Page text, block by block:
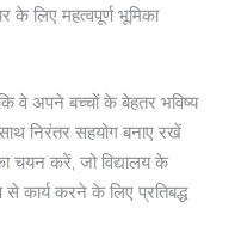
के लिए महत्वपूर्ण भूमिका
वे अपने बच्चों के बेहतर भविष्य
निरंतर सहयोग बनाए रखें
चयन करें, जो विद्यालय के
से कार्य करने के लिए प्रतिबद्ध